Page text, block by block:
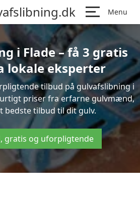
Menu
i Flade – få 3 gratis
lokale eksperter
tilbud på gulvafslibning i
priser fra erfarne gulvmænd,
bedste tilbud til dit gulv.
gratis og uforpligtende